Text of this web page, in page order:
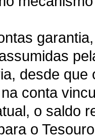
desde
conta
o saldo
o